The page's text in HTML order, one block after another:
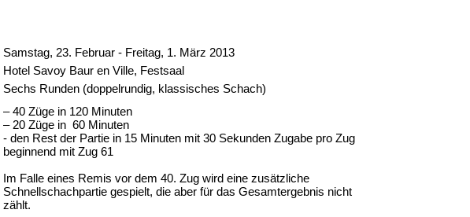
Samstag, 23. Februar - Freitag, 1. März 2013
Hotel Savoy Baur en Ville, Festsaal
Sechs Runden (doppelrundig, klassisches Schach)
– 40 Züge in 120 Minuten
– 20 Züge in 60 Minuten
- den Rest der Partie in 15 Minuten mit 30 Sekunden Zugabe pro Zug
beginnend mit Zug 61
Im Falle eines Remis vor dem 40. Zug wird eine zusätzliche
Schnellschachpartie gespielt, die aber für das Gesamtergebnis nicht
zählt.